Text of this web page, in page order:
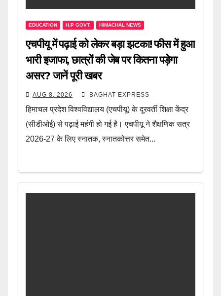
EDUCATION H.P GOVT. HIMACHAL NEWS
एचपीयू में पढ़ाई को लेकर बड़ा झटका! फीस में हुआ
भारी इजाफा, छात्रों की जेब पर कितना पड़ेगा
असर? जानें पूरी खबर
AUG 8, 2026 BAGHAT EXPRESS
हिमाचल प्रदेश विश्वविद्यालय (एचपीयू) के दूरवर्ती शिक्षा केंद्र
(सीडीओई) से पढ़ाई महंगी हो गई है। एचपीयू ने शैक्षणिक सत्र
2026-27 के लिए स्नातक, स्नातकोत्तर समेत...